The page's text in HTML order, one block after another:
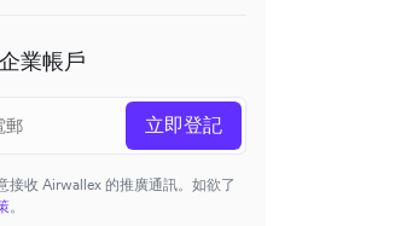
業帳戶
立即登記
接收 Airwallex 的推廣通訊。如欲了
。